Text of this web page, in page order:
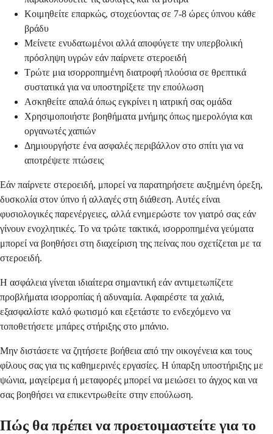
Κοιμηθείτε επαρκώς, στοχεύοντας σε 7-8 ώρες ύπνου κάθε
βράδυ
Μείνετε ενυδατωμένοι αλλά αποφύγετε την υπερβολική
πρόσληψη υγρών εάν παίρνετε στεροειδή
Τρώτε μια ισορροπημένη διατροφή πλούσια σε θρεπτικά
συστατικά για να υποστηρίξετε την επούλωση
Ασκηθείτε απαλά όπως εγκρίνει η ιατρική σας ομάδα
Χρησιμοποιήστε βοηθήματα μνήμης όπως ημερολόγια και
οργανωτές χαπιών
Δημιουργήστε ένα ασφαλές περιβάλλον στο σπίτι για να
αποτρέψετε πτώσεις
Εάν παίρνετε στεροειδή, μπορεί να παρατηρήσετε αυξημένη όρεξη,
δυσκολία στον ύπνο ή αλλαγές στη διάθεση. Αυτές είναι
φυσιολογικές παρενέργειες, αλλά ενημερώστε τον γιατρό σας εάν
γίνουν ενοχλητικές. Το να τρώτε τακτικά, ισορροπημένα γεύματα
μπορεί να βοηθήσει στη διαχείριση της πείνας που σχετίζεται με τα
στεροειδή.
Η ασφάλεια γίνεται ιδιαίτερα σημαντική εάν αντιμετωπίζετε
προβλήματα ισορροπίας ή αδυναμία. Αφαιρέστε τα χαλιά,
εξασφαλίστε καλό φωτισμό και εξετάστε το ενδεχόμενο να
τοποθετήσετε μπάρες στήριξης στο μπάνιο.
Μην διστάσετε να ζητήσετε βοήθεια από την οικογένεια και τους
φίλους σας για τις καθημερινές εργασίες. Η ύπαρξη υποστήριξης με
ψώνια, μαγείρεμα ή μεταφορές μπορεί να μειώσει το άγχος και να
σας βοηθήσει να επικεντρωθείτε στην επούλωση.
Πώς θα πρέπει να προετοιμαστείτε για το